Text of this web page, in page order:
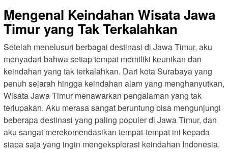
Mengenal Keindahan Wisata Jawa
Timur yang Tak Terkalahkan
Setelah menelusuri berbagai destinasi di Jawa Timur, aku
menyadari bahwa setiap tempat memiliki keunikan dan
keindahan yang tak terkalahkan. Dari kota Surabaya yang
penuh sejarah hingga keindahan alam yang menghanyutkan,
Wisata Jawa Timur menawarkan pengalaman yang tak
terlupakan. Aku merasa sangat beruntung bisa mengunjungi
beberapa destinasi yang paling populer di Jawa Timur, dan
aku sangat merekomendasikan tempat-tempat ini kepada
siapa saja yang ingin mengeksplorasi keindahan Indonesia.